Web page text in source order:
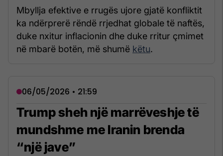
Mbyllja efektive e rrugës ujore gjatë konfliktit
ka ndërprerë rëndë rrjedhat globale të naftës,
duke nxitur inflacionin dhe duke rritur çmimet
në mbarë botën, më shumë këtu.
06/05/2026 • 21:59
Trump sheh një marrëveshje të
mundshme me Iranin brenda
“një jave”